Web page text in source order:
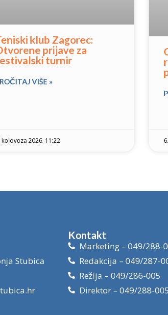
klub Zagorec:
prijave za
turnir
VIŠE »
kolovoza 2026. 11:22
Stubica
Kontakt
Marketing – 049/288-
Redakcija – 049/287-
Režija – 049/286-005
Direktor – 049/288-005